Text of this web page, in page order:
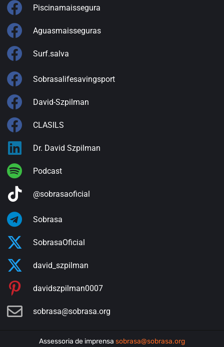
Piscinamaissegura
Aguasmaisseguras
Surf.salva
Sobrasalifesavingsport
David-Szpilman
CLASILS
Dr. David Szpilman
Podcast
@sobrasaoficial
Sobrasa
SobrasaOficial
david_szpilman
davidszpilman0007
sobrasa@sobrasa.org
Assessoria de imprensa sobrasa@sobrasa.org